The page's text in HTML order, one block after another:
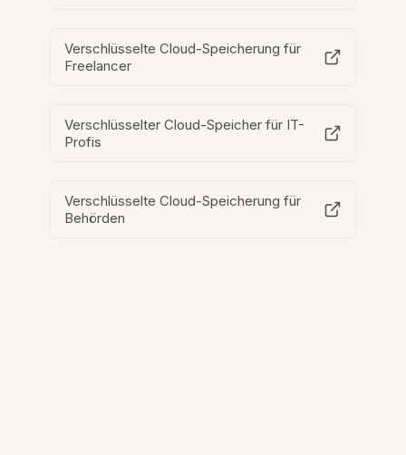
Verschlüsselte Cloud-Speicherung für
Freelancer
Verschlüsselter Cloud-Speicher für IT-
Profis
Verschlüsselte Cloud-Speicherung für
Behörden